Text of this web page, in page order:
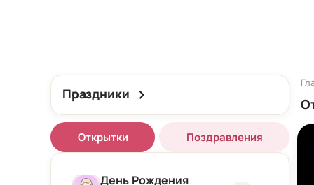
Праздники
Открытки Поздравления
День Рождения